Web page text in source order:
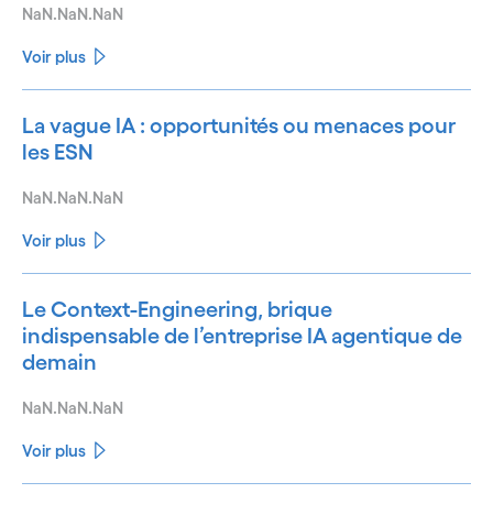
NaN.NaN.NaN
Voir plus
La vague IA : opportunités ou menaces pour
les ESN
NaN.NaN.NaN
Voir plus
Le Context-Engineering, brique
indispensable de l’entreprise IA agentique de
demain
NaN.NaN.NaN
Voir plus